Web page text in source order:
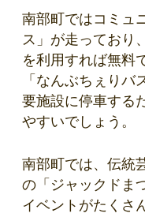
南部町ではコミュ
ス」が走っており
を利用すれば無料
「なんぶちぇり
要施設に停車する
やすいでしょう。
南部町では、伝統
の「ジャックドま
イベントがたくさ